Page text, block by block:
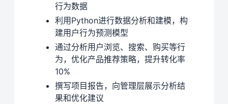
行为数据
利用Python进行数据分析和建模，构
建用户行为预测模型
通过分析用户浏览、搜索、购买等行
为，优化产品推荐策略，提升转化率
10%
撰写项目报告，向管理层展示分析结
果和优化建议